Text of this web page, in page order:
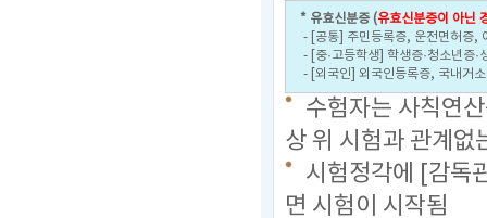
* 유효신분증 (유효신분증이 아닌
- [공통] 주민등록증, 운전면허증,
- [중·고등학생] 학생증·청소년증
- [외국인] 외국인등록증, 국내거
수험자는 사칙연
상 위 시험과 관계없
시험정각에 [감독
면 시험이 시작됨